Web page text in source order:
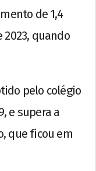
de 1,4
2023, quando
pelo colégio
e supera a
que ficou em